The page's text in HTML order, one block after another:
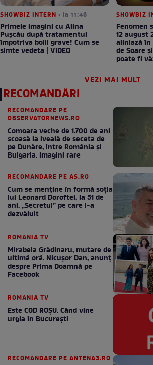
SHOWBIZ INTERN • la 11:46
Primele imagini cu Alina
Pușcău după tratamentul
împotriva bolii grave! Cum se
simte vedeta | VIDEO
SHOWBIZ
Fenomen
12 august
aliniază în
de Soare
poate fi
VEZI MAI MULT
RECOMANDĂRI
RECOMANDARE PE
OBSERVATORNEWS.RO
Comoara veche de 1.700 de ani
scoasă la iveală de seceta de
pe Dunăre, între România şi
Bulgaria. Imagini rare
RECOMANDARE PE AS.RO
Cum se menţine în formă soţia
lui Leonard Doroftei, la 51 de
ani. „Secretul” pe care l-a
dezvăluit
ROMANIA TV
Mirabela Grădinaru, mutare de
ultimă oră. Nicuşor Dan, anunţ
despre Prima Doamnă pe
Facebook
ROMANIA TV
Este COD ROŞU. Când vine
urgia în Bucureşti
RECOMANDARE PE ANTENA3.RO